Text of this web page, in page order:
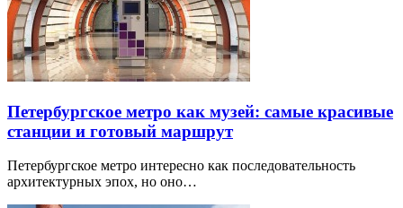
Петербургское метро как музей: самые красивые
станции и готовый маршрут
Петербургское метро интересно как последовательность
архитектурных эпох, но оно…